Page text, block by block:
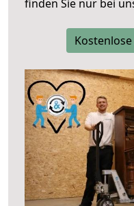
finden Sie nur bei